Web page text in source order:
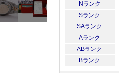
Nランク
Sランク
SAランク
Aランク
ABランク
Bランク